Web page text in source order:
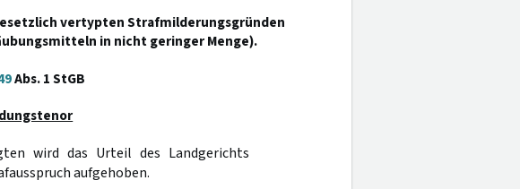
vertypten Strafmilderungsgründen
in nicht geringer Menge).
Abs. 1 StGB
wird das Urteil des Landgerichts
aufgehoben.